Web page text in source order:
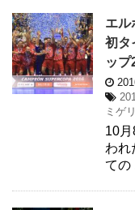
エル
初タ
ップ
ミゲ
10
われ
ての